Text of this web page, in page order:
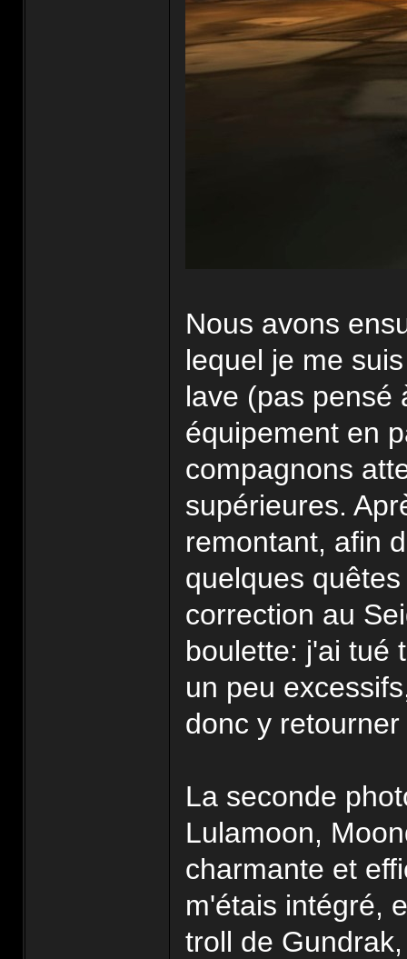
Nous avons
lequel je me
lave (pas pensé
équipement en
compagnons
supérieures.
remontant, afin
quelques
correction au
boulette: j'ai tué
un peu
donc y retourner
La seconde
Lulamoon,
charmante et
m'étais intégré,
troll de